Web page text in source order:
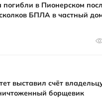
погибли в Пионерском
БПЛА в частный
выставил счёт
борщевик